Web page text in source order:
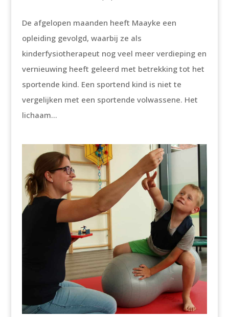
De afgelopen maanden heeft Maayke een
opleiding gevolgd, waarbij ze als
kinderfysiotherapeut nog veel meer verdieping en
vernieuwing heeft geleerd met betrekking tot het
sportende kind. Een sportend kind is niet te
vergelijken met een sportende volwassene. Het
lichaam...